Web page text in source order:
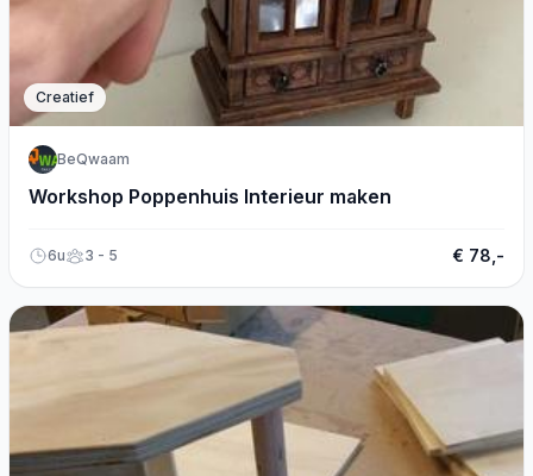
Creatief
BeQwaam
Workshop Poppenhuis Interieur maken
6u 3 - 5 € 78,-